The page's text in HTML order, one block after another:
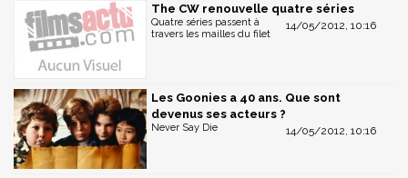
The CW renouvelle quatre séries
14/05/2012, 10:16
Quatre séries passent à
travers les mailles du filet
Les Goonies a 40 ans. Que sont
devenus ses acteurs ?
14/05/2012, 10:16
Never Say Die